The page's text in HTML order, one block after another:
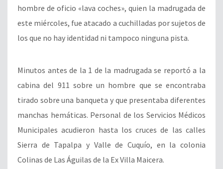
hombre de oficio «lava coches», quien la madrugada de
este miércoles, fue atacado a cuchilladas por sujetos de
los que no hay identidad ni tampoco ninguna pista.
Minutos antes de la 1 de la madrugada se reportó a la
cabina del 911 sobre un hombre que se encontraba
tirado sobre una banqueta y que presentaba diferentes
manchas hemáticas. Personal de los Servicios Médicos
Municipales acudieron hasta los cruces de las calles
Sierra de Tapalpa y Valle de Cuquío, en la colonia
Colinas de Las Águilas de la Ex Villa Maicera.